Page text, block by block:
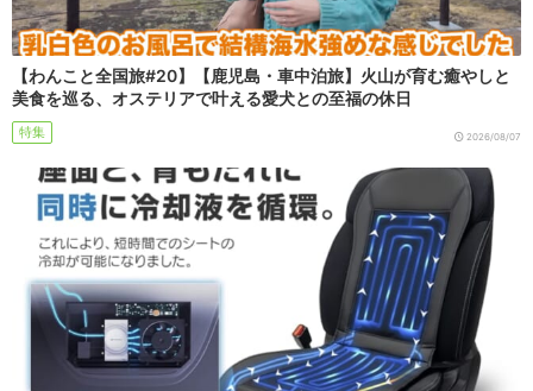
【わんこと全国旅#20】【鹿児島・車中泊旅】火山が育む癒やしと
美食を巡る、オステリアで叶える愛犬との至福の休日
特集 2026/08/07